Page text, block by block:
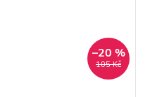
105 Kč
–20 %